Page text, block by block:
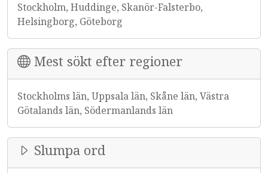
Stockholm, Huddinge, Skanör-Falsterbo,
Helsingborg, Göteborg
Mest sökt efter regioner
Stockholms län, Uppsala län, Skåne län, Västra
Götalands län, Södermanlands län
Slumpa ord